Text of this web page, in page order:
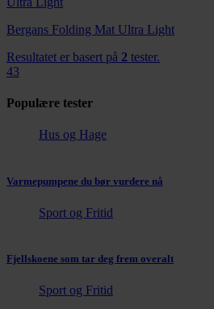
Bergans Folding Mat Ultra Light
Resultatet er basert på 2 tester.
43
Populære tester
Hus og Hage
Varmepumpene du bør vurdere nå
Sport og Fritid
Fjellskoene som tar deg frem overalt
Sport og Fritid